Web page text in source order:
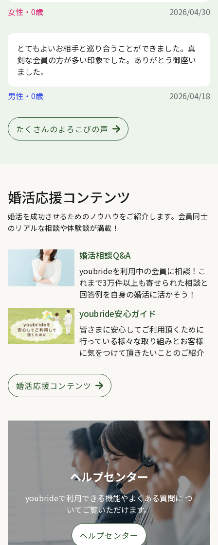
女性・0歳 2026/04/30
とてもよいお相手と巡り合うことができました。真
剣な会員の方が多い印象でした。ありがとう御座い
ました。
男性・0歳 2026/04/18
たくさんのよろこびの声
婚活応援コンテンツ
婚活を成功させるためのノウハウをご紹介します。会員同士
のリアルな相談や体験談が満載！
婚活相談Q&A
youbrideを利用中の会員に相談！こ
れまで3万件以上も寄せられた相談と
回答例を自身の婚活に活かそう！
youbride安心ガイド
皆さまに安心してご利用頂くために
行っている様々な取り組みとお客様
に気をつけて頂きたいことのご紹介
婚活応援コンテンツ
ヘルプセンター
youbrideで利用できる機能やよくある質問に つ
いてご覧いただけます。
ヘルプセンター